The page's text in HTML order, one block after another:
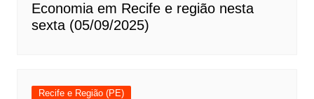
Economia em Recife e região nesta
sexta (05/09/2025)
Recife e Região (PE)